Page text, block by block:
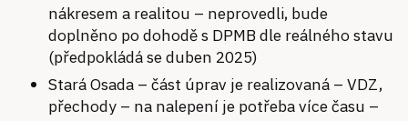
nákresem a realitou – neprovedli, bude
doplněno po dohodě s DPMB dle reálného stavu
(předpokládá se duben 2025)
Stará Osada – část úprav je realizovaná – VDZ,
přechody – na nalepení je potřeba více času –